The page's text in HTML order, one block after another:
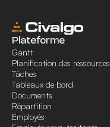
Plateforme
Gantt
Planification des ressources
Tâches
Tableaux de bord
Documents
Répartition
Employés